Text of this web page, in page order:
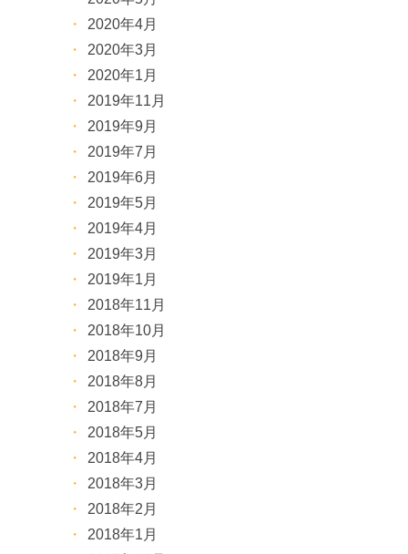
2020年4月
2020年3月
2020年1月
2019年11月
2019年9月
2019年7月
2019年6月
2019年5月
2019年4月
2019年3月
2019年1月
2018年11月
2018年10月
2018年9月
2018年8月
2018年7月
2018年5月
2018年4月
2018年3月
2018年2月
2018年1月